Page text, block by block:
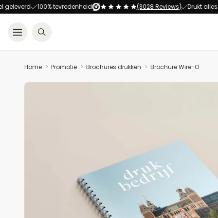
Open menu
Zoeken
100% tevredenheid (3028 Reviews) Drukt alles op
Home Promotie Brochures drukken Brochure Wire-O